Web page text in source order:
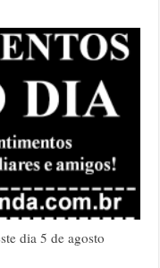
dia 5 de agosto